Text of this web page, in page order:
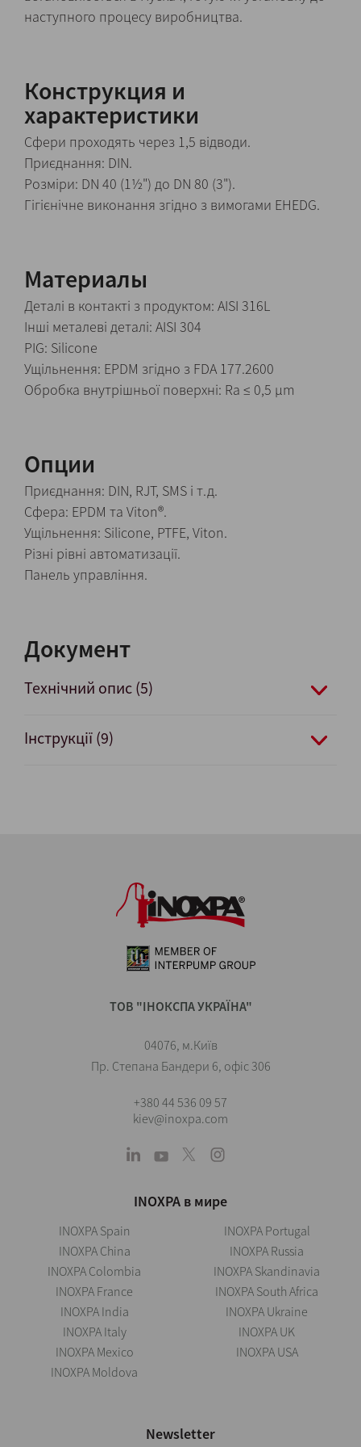
наступного процесу виробництва.
Конструкция и
характеристики
Сфери проходять через 1,5 відводи.
Приєднання: DIN.
Розміри: DN 40 (1½") до DN 80 (3").
Гігієнічне виконання згідно з вимогами EHEDG.
Материалы
Деталі в контакті з продуктом: AISI 316L
Інші металеві деталі: AISI 304
PIG: Silicone
Ущільнення: EPDM згідно з FDA 177.2600
Обробка внутрішньої поверхні: Ra ≤ 0,5 µm
Опции
Приєднання: DIN, RJT, SMS і т.д.
Сфера: EPDM та Viton®.
Ущільнення: Silicone, PTFE, Viton.
Різні рівні автоматизації.
Панель управління.
Документ
Технічний опис (5)
Інструкції (9)
ТОВ "ІНОКСПА УКРАЇНА"
04076, м.Київ
Пр. Степана Бандери 6, офіс 306
+380 44 536 09 57
kiev@inoxpa.com
INOXPA в мире
INOXPA Spain
INOXPA China
INOXPA Colombia
INOXPA France
INOXPA India
INOXPA Italy
INOXPA Mexico
INOXPA Moldova
INOXPA Portugal
INOXPA Russia
INOXPA Skandinavia
INOXPA South Africa
INOXPA Ukraine
INOXPA UK
INOXPA USA
Newsletter